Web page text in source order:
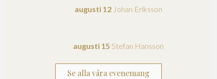
augusti 12Johan Eriksson
augusti 15 Stefan Hansson
Se alla våra evenemang